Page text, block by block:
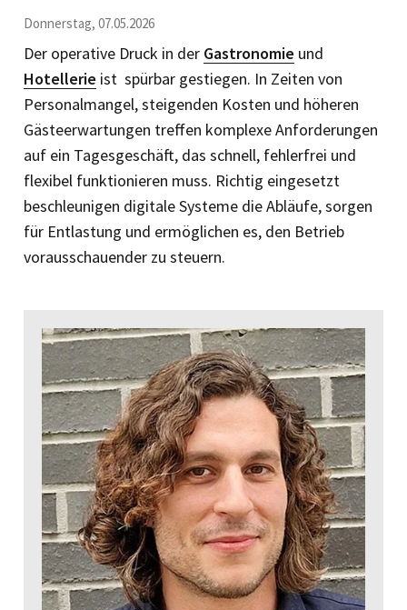
Donnerstag, 07.05.2026
Der operative Druck in der Gastronomie und
Hotellerie ist spürbar gestiegen. In Zeiten von
Personalmangel, steigenden Kosten und höheren
Gästeerwartungen treffen komplexe Anforderungen
auf ein Tagesgeschäft, das schnell, fehlerfrei und
flexibel funktionieren muss. Richtig eingesetzt
beschleunigen digitale Systeme die Abläufe, sorgen
für Entlastung und ermöglichen es, den Betrieb
vorausschauender zu steuern.